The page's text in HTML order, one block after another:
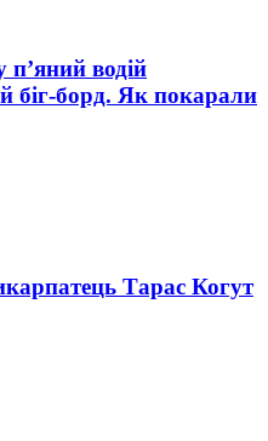
п’яний водій
біг-борд. Як покарали
Тарас Когут